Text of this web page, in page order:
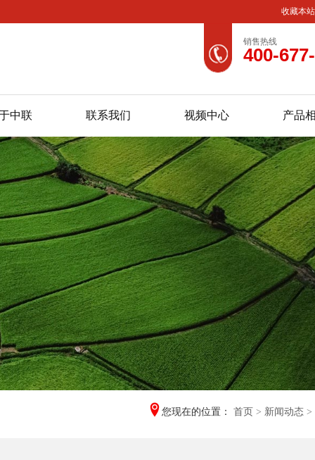
收藏本
销售热线
400-
中联 联系我们 视频中心 产品
您现在的位置： 首页 > 新闻动态 >